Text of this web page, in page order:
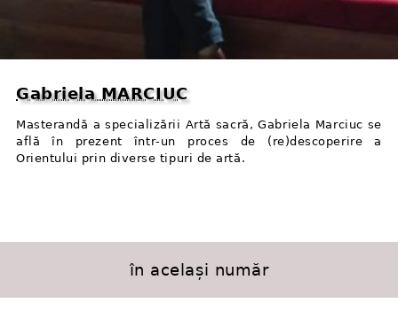
Gabriela MARCIUC
Masterandă a specializării Artă sacră, Gabriela Marciuc se
află în prezent într⁠-⁠un proces de (re)descoperire a
Orientului prin diverse tipuri de artă.
în același număr